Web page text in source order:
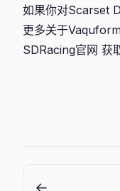
如果你对Scarset
更多关于
SDRacing官网 获
←